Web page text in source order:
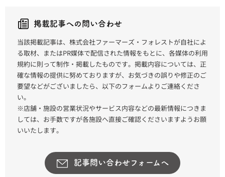
す。
掲載記事への問い合わせ
当該掲載記事は、株式会社ファーマーズ・フォレストが自社によ
る取材、またはPR媒体で配信された情報をもとに、各媒体の利用
規約に則って制作・掲載したものです。掲載内容については、正
確な情報の提供に努めておりますが、お気づきの誤りや修正のご
要望などがございましたら、以下のフォームよりご連絡くださ
い。
※店舗・施設の営業状況やサービス内容などの最新情報につきま
しては、お手数ですが各施設へ直接ご確認くださいますようお願
いいたします。
記事問い合わせフォームへ